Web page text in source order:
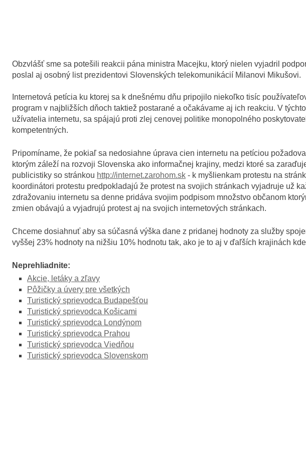
Obzvlášť sme sa potešili reakcii pána ministra Macejku, ktorý nielen vyjadril
poslal aj osobný list prezidentovi Slovenských telekomunikácií Milanovi Mikušovi.
Internetová petícia ku ktorej sa k dnešnému dňu pripojilo niekoľko tisíc
program v najbližších dňoch taktiež postarané a očakávame aj ich reakciu. V
užívatelia internetu, sa spájajú proti zlej cenovej politike monopolného
kompetentných.
Pripomíname, že pokiaľ sa nedosiahne úprava cien internetu na petíciou
ktorým záleží na rozvoji Slovenska ako informačnej krajiny, medzi ktoré sa
publicistiky so stránkou http://internet.zarohom.sk - k myšlienkam protestu na
koordinátori protestu predpokladajú že protest na svojich stránkach vyjadruje už
zdražovaniu internetu sa denne pridáva svojim podpisom množstvo občanom
zmien obávajú a vyjadrujú protest aj na svojich internetových stránkach.
Chceme dosiahnuť aby sa súčasná výška dane z pridanej hodnoty za služby
vyššej 23% hodnoty na nižšiu 10% hodnotu tak, ako je to aj v ďaľších krajinách
Neprehliadnite:
Akcie, letáky a zľavy
Pôžičky a úvery pre všetkých
Turistický sprievodca Budapešťou
Turistický sprievodca Košicami
Turistický sprievodca Londýnom
Turistický sprievodca Prahou
Turistický sprievodca Viedňou
Turistický sprievodca Slovenskom